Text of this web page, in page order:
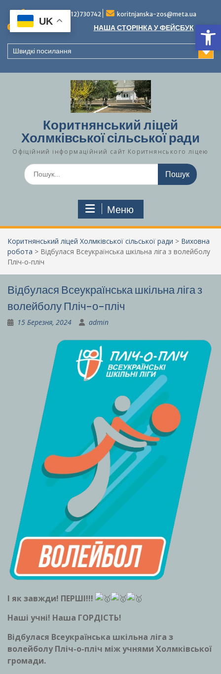
вмісту
Тел./факс (0312)730742 koritnjanska-zos@meta.ua
Повідомлення: НАША СТОРІНКА У ФЕЙСБУК
Швидкі посилання
Коритнянський ліцей
Холмківської сільської ради
Офіційний інформаційний сайт Коритнянського ліцею
Шукати:
Меню
Коритнянський ліцей Холмківської сільської ради > Виховна
робота > Відбулася Всеукраїнська шкільна ліга з волейболу
Пліч-о-пліч
Відбулася Всеукраїнська шкільна ліга з
волейболу Пліч-о-пліч
15 Березня, 2024 admin
І як завжди! ПЕРШІ!!!
Наші учні! Наша ГОРДІСТЬ!
Відбулася Всеукраїнська шкільна ліга з
волейболу Пліч-о-пліч між учнями Холмківської
громади.
UK